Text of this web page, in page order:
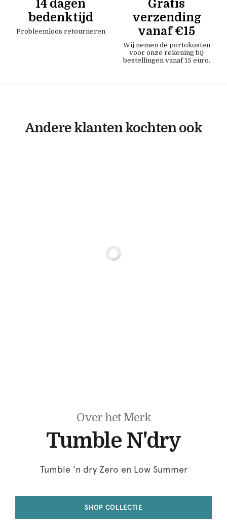
14 dagen
bedenktijd
Probleemloos retourneren
Gratis
verzending
vanaf €15
Wij nemen de portokosten
voor onze rekening bij
bestellingen vanaf 15 euro.
Andere klanten kochten ook
Over het Merk
Tumble N'dry
Tumble 'n dry Zero en Low Summer
SHOP COLLECTIE